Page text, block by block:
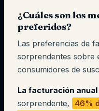
¿Cuáles son los
preferidos?
Las preferencias de
sorprendentes sobre
consumidores de
La facturación anual
sorprendente,
46%